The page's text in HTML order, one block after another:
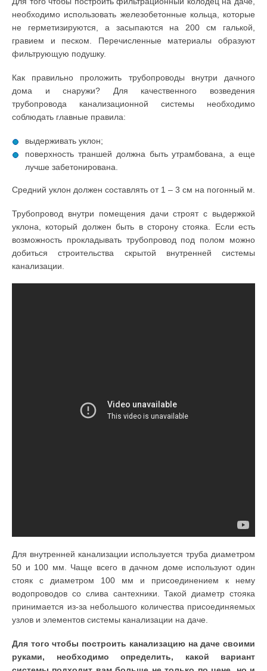
необходимо использовать железобетонные кольца, которые
не герметизируются, а засыпаются на 200 см галькой,
гравием и песком. Перечисленные материалы образуют
фильтрующую подушку.
Как правильно проложить трубопроводы внутри дачного
дома и снаружи? Для качественного возведения
трубопровода канализационной системы необходимо
соблюдать главные правила:
выдерживать уклон;
поверхность траншей должна быть утрамбована, а еще
лучше забетонирована.
Средний уклон должен составлять от 1 – 3 см на погонный м.
Трубопровод внутри помещения дачи строят с выдержкой
уклона, который должен быть в сторону стояка. Если есть
возможность прокладывать трубопровод под полом можно
добиться строительства скрытой внутренней системы
канализации.
Для внутренней канализации используется труба диаметром
50 и 100 мм. Чаще всего в дачном доме используют один
стояк с диаметром 100 мм и присоединением к нему
водопроводов со слива сантехники. Такой диаметр стояка
принимается из-за небольшого количества присоединяемых
узлов и элементов системы канализации на даче.
Для того чтобы построить канализацию на даче своими
руками, необходимо определить, какой вариант